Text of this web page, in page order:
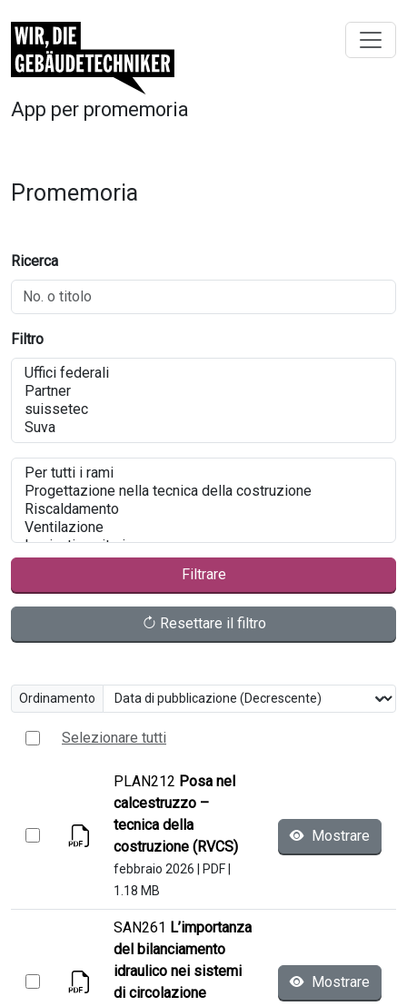
App per promemoria
Promemoria
Ricerca
Filtro
Filtrare
Resettare il filtro
Ordinamento
Selezionare tutti
PLAN212 Posa nel
calcestruzzo –
tecnica della
costruzione (RVCS)
febbraio 2026 PDF
1.18 MB
Mostrare
SAN261 L’importanza
del bilanciamento
idraulico nei sistemi
di circolazione
Mostrare